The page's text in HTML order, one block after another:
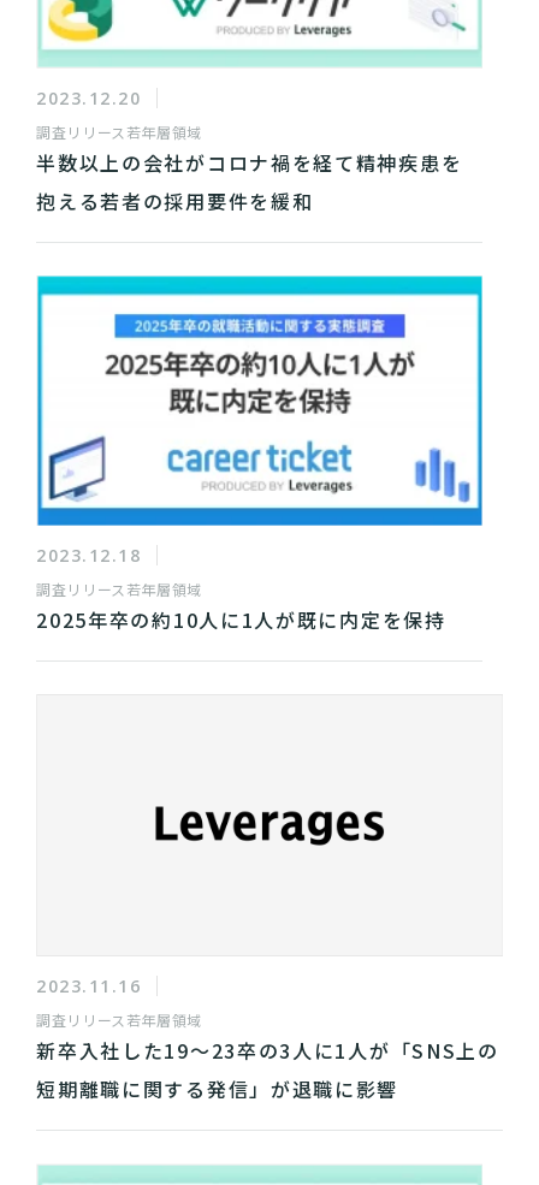
2023.12.20
調査リリース 若年層領域
半数以上の会社がコロナ禍を経て精神疾患を
抱える若者の採用要件を緩和
2023.12.18
調査リリース 若年層領域
2025年卒の約10人に1人が既に内定を保持
2023.11.16
調査リリース 若年層領域
新卒入社した19～23卒の3人に1人が「SNS上の
短期離職に関する発信」が退職に影響